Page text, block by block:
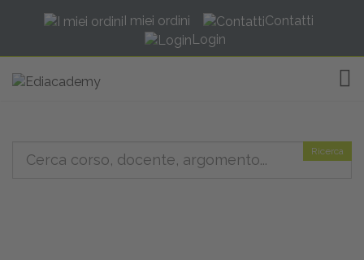
I miei ordini
Contatti
Login
Ricerca